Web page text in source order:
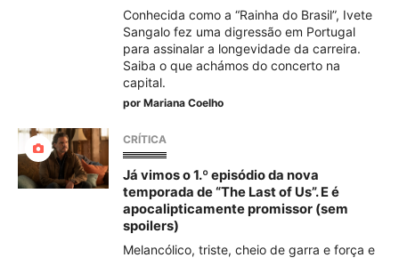
Conhecida como a “Rainha do Brasil”, Ivete
Sangalo fez uma digressão em Portugal
para assinalar a longevidade da carreira.
Saiba o que achámos do concerto na
capital.
por Mariana Coelho
CRÍTICA
Já vimos o 1.º episódio da nova
temporada de “The Last of Us”. E é
apocalipticamente promissor (sem
spoilers)
Melancólico, triste, cheio de garra e força e